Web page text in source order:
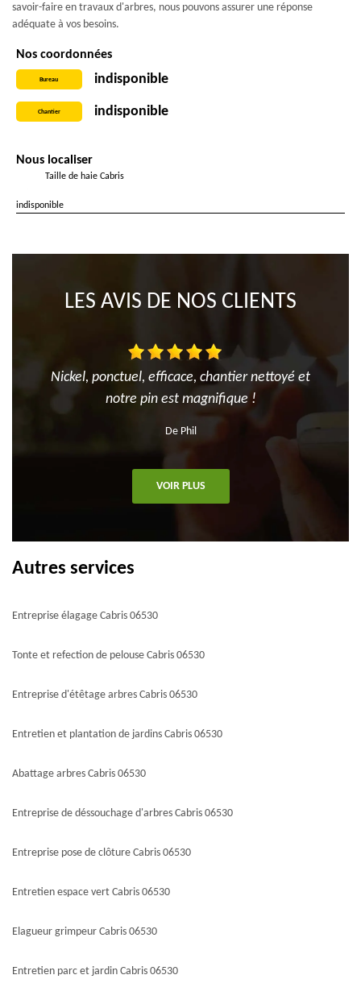
savoir-faire en travaux d'arbres, nous pouvons assurer une réponse
adéquate à vos besoins.
Nos coordonnées
Bureau indisponible
Chantier indisponible
Nous localiser
Taille de haie Cabris
indisponible
LES AVIS DE NOS CLIENTS
Nickel, ponctuel, efficace, chantier nettoyé et
notre pin est magnifique !
De Phil
VOIR PLUS
Autres services
Entreprise élagage Cabris 06530
Tonte et refection de pelouse Cabris 06530
Entreprise d'étêtage arbres Cabris 06530
Entretien et plantation de jardins Cabris 06530
Abattage arbres Cabris 06530
Entreprise de déssouchage d'arbres Cabris 06530
Entreprise pose de clôture Cabris 06530
Entretien espace vert Cabris 06530
Elagueur grimpeur Cabris 06530
Entretien parc et jardin Cabris 06530